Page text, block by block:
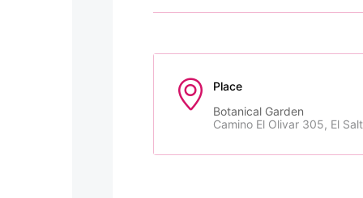
Place
Botanical Garden
Camino El Olivar 305, El